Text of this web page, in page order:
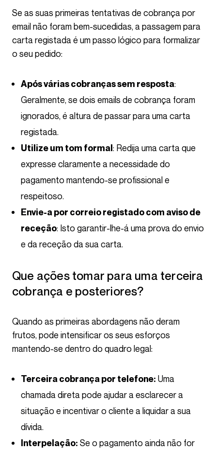
Se as suas primeiras tentativas de cobrança por
email não foram bem-sucedidas, a passagem para
carta registada é um passo lógico para formalizar
o seu pedido:
Após várias cobranças sem resposta:
Geralmente, se dois emails de cobrança foram
ignorados, é altura de passar para uma carta
registada.
Utilize um tom formal : Redija uma carta que
expresse claramente a necessidade do
pagamento mantendo-se profissional e
respeitoso.
Envie-a por correio registado com aviso de
receção: Isto garantir-lhe-á uma prova do envio
e da receção da sua carta.
Que ações tomar para uma terceira
cobrança e posteriores?
Quando as primeiras abordagens não deram
frutos, pode intensificar os seus esforços
mantendo-se dentro do quadro legal:
Terceira cobrança por telefone: Uma
chamada direta pode ajudar a esclarecer a
situação e incentivar o cliente a liquidar a sua
dívida.
Interpelação: Se o pagamento ainda não for